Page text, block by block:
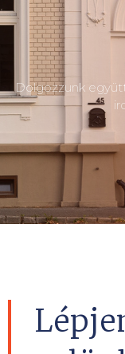
Dolgozzunk